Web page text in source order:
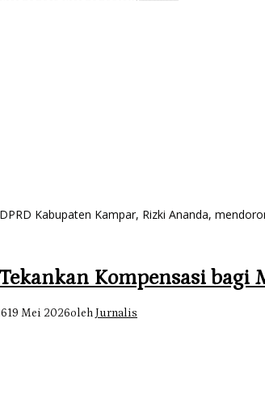
Kabupaten Kampar, Rizki Ananda,
Kompensasi bagi
19 Mei 2026olehJurnalis